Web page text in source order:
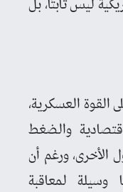
ليس ثابتًا، بل
القوة العسكرية،
والضغط
الأخرى، ورغم أن
وسيلة لمعاقبة